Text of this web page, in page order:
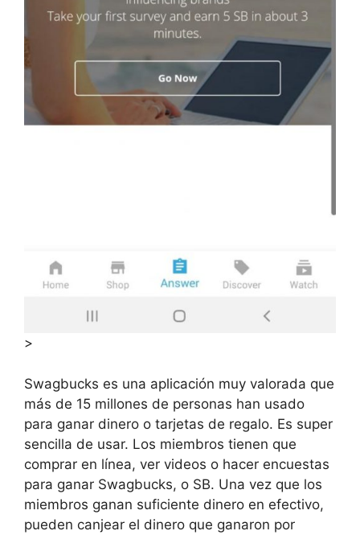
>
Swagbucks es una aplicación muy valorada que
más de 15 millones de personas han usado
para ganar dinero o tarjetas de regalo. Es super
sencilla de usar. Los miembros tienen que
comprar en línea, ver videos o hacer encuestas
para ganar Swagbucks, o SB. Una vez que los
miembros ganan suficiente dinero en efectivo,
pueden canjear el dinero que ganaron por